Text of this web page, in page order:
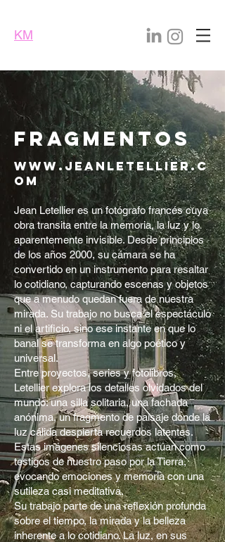
KM
Fragmentos
www.jeanletellier.c
om
Jean Letellier es un fotógrafo francés cuya
obra transita entre la memoria, la luz y lo
aparentemente invisible. Desde principios
de los años 2000, su cámara se ha
convertido en un instrumento para resaltar
lo cotidiano, capturando escenas y objetos
que a menudo quedan fuera de nuestra
mirada. Su trabajo no busca el espectáculo
ni el artificio, sino ese instante en que lo
banal se transforma en algo poético y
universal.
Entre proyectos, series y fotolibros,
Letellier explora los detalles olvidados del
mundo: una silla solitaria, una fachada
anónima, un fragmento de paisaje donde la
luz cálida despierta recuerdos latentes.
Estas imágenes silenciosas actúan como
testigos de nuestro paso por la Tierra,
evocando emociones y memoria con una
sutileza casi meditativa.
Su trabajo parte de una reflexión profunda
sobre el tiempo, la mirada y la belleza
inherente a lo cotidiano. La luz, en sus